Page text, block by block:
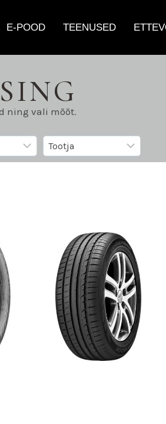
E-POOD TEENUSED
ning vali mõõt.